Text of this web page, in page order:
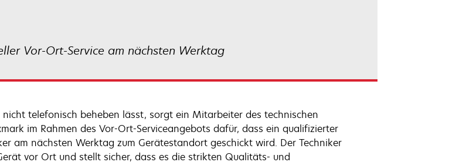
Vor-Ort-Service am nächsten Werktag
nicht telefonisch beheben lässt, sorgt ein Mitarbeiter des technischen
im Rahmen des Vor-Ort-Serviceangebots dafür, dass ein qualifizierter
am nächsten Werktag zum Gerätestandort geschickt wird. Der Techniker
vor Ort und stellt sicher, dass es die strikten Qualitäts- und